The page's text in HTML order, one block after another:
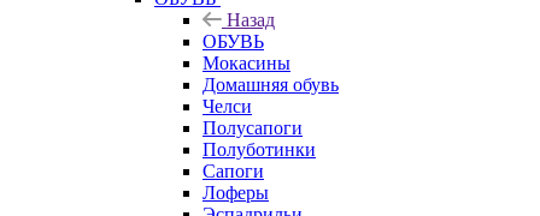
Назад
ОБУВЬ
Мокасины
Домашняя обувь
Челси
Полусапоги
Полуботинки
Сапоги
Лоферы